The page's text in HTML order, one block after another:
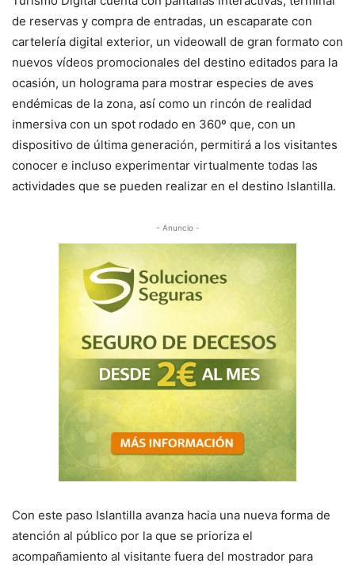
de reservas y compra de entradas, un escaparate con
cartelería digital exterior, un videowall de gran formato con
nuevos vídeos promocionales del destino editados para la
ocasión, un holograma para mostrar especies de aves
endémicas de la zona, así como un rincón de realidad
inmersiva con un spot rodado en 360º que, con un
dispositivo de última generación, permitirá a los visitantes
conocer e incluso experimentar virtualmente todas las
actividades que se pueden realizar en el destino Islantilla.
- Anuncio -
Con este paso Islantilla avanza hacia una nueva forma de
atención al público por la que se prioriza el
acompañamiento al visitante fuera del mostrador para